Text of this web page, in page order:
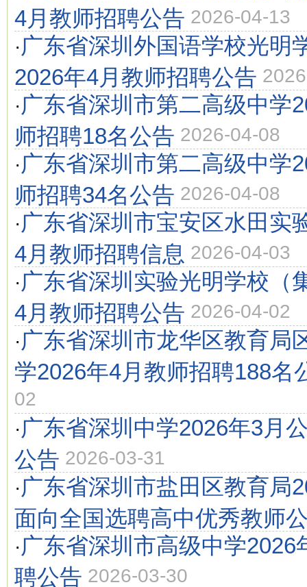
4月教师招聘公告 2026-04-13
· 广东省深圳外国语学校光明
2026年4月教师招聘公告
· 广东省深圳市第二高级中学
师招聘18名公告 2026-04-08
· 广东省深圳市第二高级中学
师招聘34名公告 2026-04-08
· 广东省深圳市宝安区水田实
4月教师招聘信息 2026-04-03
· 广东省深圳实验光明学校（
4月教师招聘公告 2026-04-02
· 广东省深圳市龙华区教育局
学2026年4月教师招聘188名
02
· 广东省深圳中学2026年3月
公告 2026-03-31
· 广东省深圳市盐田区教育局
面向全国选聘高中优秀教师
· 广东省深圳市高级中学2026
聘公告 2026-03-30